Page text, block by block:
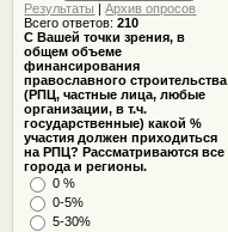
Результаты |Архив опросов
Всего ответов:210
С Вашей точки зрения, в
общем объеме
финансирования
православного строительства
(РПЦ, частные лица, любые
организации, в т.ч.
государственные) какой %
участия должен приходиться
на РПЦ? Рассматриваются все
города и регионы.
0 %
0-5%
5-30%